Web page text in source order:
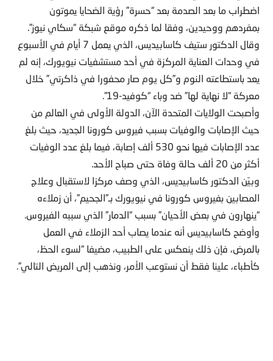
اضطراب ما بعد الصدمة بعد “حسرة” رؤية الضحايا يموتون
بمفردهم ووحيدين، وفقا لما ذكره موقع شبكة “سكاي نيوز”.
وقال الدكتور ستيف كاسابيديس، الذي يعمل 7 أيام في الأسبوع
في وحدات العناية المركزة في أحد مستشفيات نيويورك، إنه لم
يعد باستطاعته النوم و”كل يوم صار محفورا في ذاكرتي” خلال
معركة “لا نهاية لها” ضد وباء “كوفيد-19”.
وأصبحت الولايات المتحدة الآن، الدولة الأولى في العالم من
حيث الإصابات والوفيات بسبب فيروس كورونا الجديد، حيث بلغ
عدد الإصابات فيها نحو 530 ألف إصابة، فيما بلغ عدد الوفيات
أكثر من 20 ألف حالة وفاة حتى صباح الأحد.
وبيّن الدكتور كاسابيديس، الذي وصف مركزا لاستقبال وعلاج
المصابين بفيروس كورونا في نيويورك بـ”الجحيم”، أن زملاءه
“ينهارون في بعض الأحيان” بسبب “الدمار” الذي سببه الفيروس.
وأوضح كاسابيديس أنه عندما يصاب أحد الزملاء في العمل
بالمرض، فإن ذلك ينعكس على الطبيب، مضيفا “لسوء الحظ،
كأطباء، علينا فقط أن نستوعب الأمر، ونذهب إلى المريض التالي”.